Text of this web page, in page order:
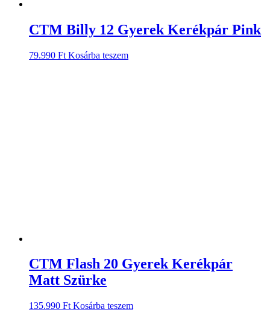
CTM Billy 12 Gyerek Kerékpár Pink
79.990 Ft Kosárba teszem
CTM Flash 20 Gyerek Kerékpár
Matt Szürke
135.990 Ft Kosárba teszem